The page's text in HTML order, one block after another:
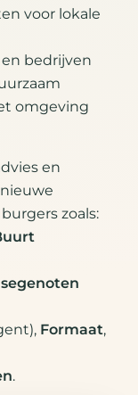
voor lokale
bedrijven
omgeving
en
zoals:
Formaat,
.